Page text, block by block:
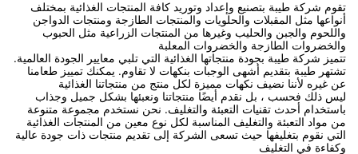
تقوم شركة طيبة بتصنيع وإعداد وتوريد كافة المنتجات الغذائية بمختلف
أنواعها مثل المقبلات والحلويات والمنتجات الطازجة ومنتجات الدواجن
واللحوم والجبن والحليب وغيرها من المنتجات الزراعية مثل الحبوب
والخضروات الطازجة والخضروات المعلبة
تتميز شركة طيبة بجودة منتجاتها الغذائية التي تلبي معايير الجودة العالمية.
تشتهر طيبة بتقديم أشهى الوجبات بنكهات لا تقاوم. يمكنك تمييز طعامنا
عن غيره لأننا نضيف نكهات مميزة لكل منتج من منتجاتنا الغذائية
ليس ذلك فحسب ، بل نقدم أيضًا منتجاتنا ونعبئها بشكل جميل وجذاب
باستخدام أحدث تقنيات التعبئة والتغليف. نحن نستخدم مجموعة متنوعة
من مواد التعبئة والتغليف المناسبة لكل نوع معين من المنتجات الغذائية
التي نقوم بتغليفها حيث تسعى الشركة إلى تقديم منتجات ذات جودة عالية
وكفاءة في التغليف